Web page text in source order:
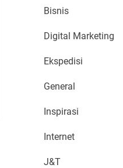
Bisnis
Digital Marketing
Ekspedisi
General
Inspirasi
Internet
J&T